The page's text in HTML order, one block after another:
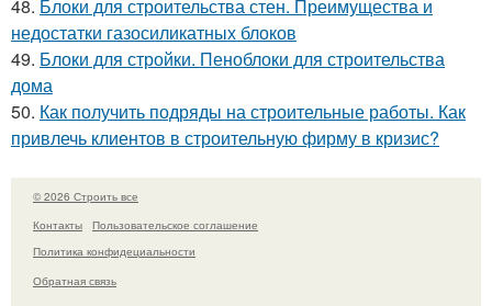
48. Блоки для строительства стен. Преимущества и
недостатки газосиликатных блоков
49. Блоки для стройки. Пеноблоки для строительства
дома
50. Как получить подряды на строительные работы. Как
привлечь клиентов в строительную фирму в кризис?
© 2026 Строить все
Контакты
Пользовательское соглашение
Политика конфидециальности
Обратная связь